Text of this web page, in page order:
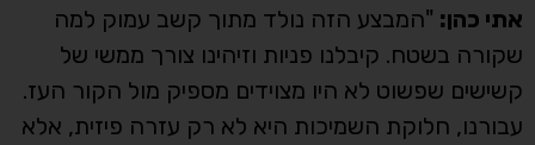
אתי כהן: "המבצע הזה נולד מתוך קשב עמוק למה
שקורה בשטח. קיבלנו פניות וזיהינו צורך ממשי של
קשישים שפשוט לא היו מצוידים מספיק מול הקור העז.
עבורנו, חלוקת השמיכות היא לא רק עזרה פיזית, אלא